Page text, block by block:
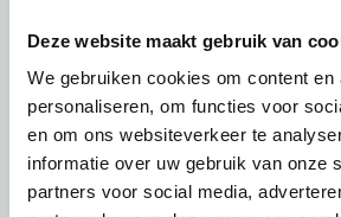
Deze website maakt gebruik van
We gebruiken cookies om content en
personaliseren, om functies voor
en om ons websiteverkeer te
informatie over uw gebruik van onze
partners voor social media,
Tip 1:
Schrijf een duidelijke introductie en
informatie mee:
Ben je student, werkachtig of